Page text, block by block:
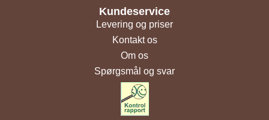
Kundeservice
Levering og priser
Kontakt os
Om os
Spørgsmål og svar